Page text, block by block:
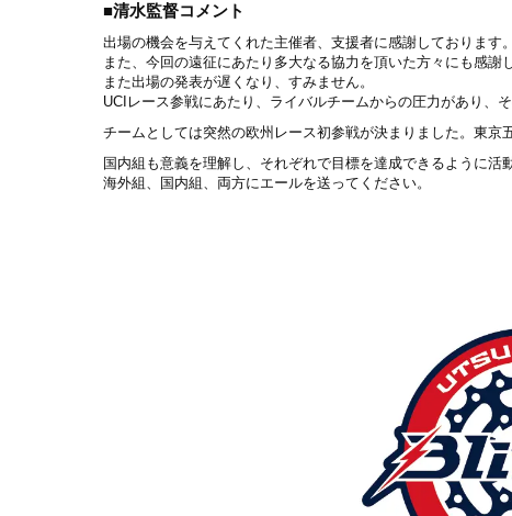
■清水監督コメント
出場の機会を与えてくれた主催者、支援者に感謝しております。
また、今回の遠征にあたり多大なる協力を頂いた方々にも感謝
また出場の発表が遅くなり、すみません。
UCIレース参戦にあたり、ライバルチームからの圧力があり、
チームとしては突然の欧州レース初参戦が決まりました。東京
国内組も意義を理解し、それぞれで目標を達成できるように活
海外組、国内組、両方にエールを送ってください。